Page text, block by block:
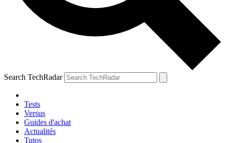
Search TechRadar
Tests
Versus
Guides d'achat
Actualités
Tutos